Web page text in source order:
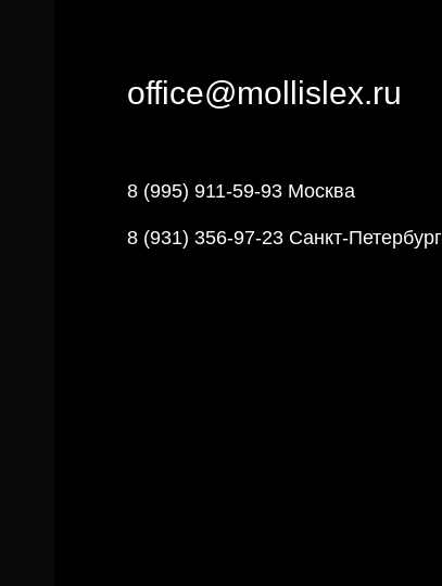
office@mollislex.ru
8 (995) 911-59-93 Москва
8 (931) 356-97-23 Санкт-Петербург